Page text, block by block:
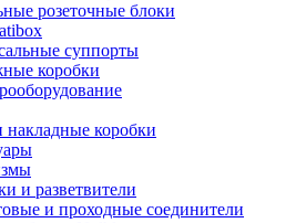
розеточные блоки
суппорты
коробки
накладные коробки
и разветвители
и проходные соединители